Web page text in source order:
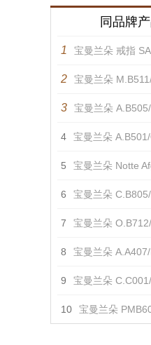
同品牌
1 宝曼兰朵 戒指
2 宝曼兰朵
3 宝曼兰朵
4 宝曼兰朵
5 宝曼兰朵 Notte
6 宝曼兰朵
7 宝曼兰朵
8 宝曼兰朵
9 宝曼兰朵
10 宝曼兰朵